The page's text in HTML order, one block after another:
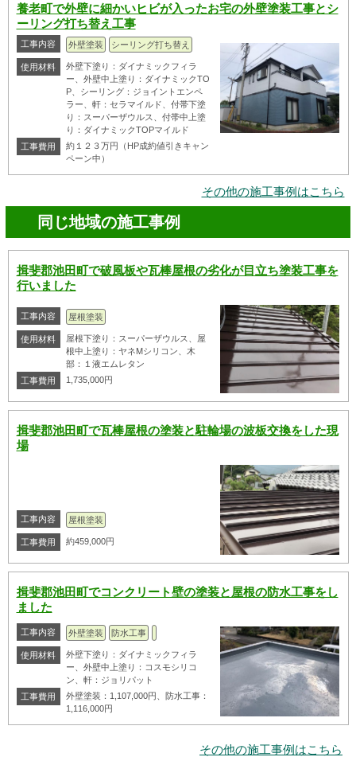
養老町で外壁に細かいヒビが入ったお宅の外壁塗装工事とシ
ーリング打ち替え工事
工事内容 外壁塗装 シーリング打ち替え
使用材料
外壁下塗り：ダイナミックフィラ
ー、外壁中上塗り：ダイナミックTO
P、シーリング：ジョイントエンペ
ラー、軒：セラマイルド、付帯下塗
り：スーパーザウルス、付帯中上塗
り：ダイナミックTOPマイルド
工事費用
約１２３万円（HP成約値引きキャン
ペーン中）
その他の施工事例はこちら
同じ地域の施工事例
揖斐郡池田町で破風板や瓦棒屋根の劣化が目立ち塗装工事を
行いました
工事内容 屋根塗装
使用材料
屋根下塗り：スーパーザウルス、屋
根中上塗り：ヤネMシリコン、木
部：１液エムレタン
工事費用
1,735,000円
揖斐郡池田町で瓦棒屋根の塗装と駐輪場の波板交換をした現
場
工事内容 屋根塗装
工事費用 約459,000円
揖斐郡池田町でコンクリート壁の塗装と屋根の防水工事をし
ました
工事内容 外壁塗装 防水工事
使用材料
外壁下塗り：ダイナミックフィラ
ー、外壁中上塗り：コスモシリコ
ン、軒：ジョリパット
工事費用
外壁塗装：1,107,000円、防水工事：
1,116,000円
その他の施工事例はこちら